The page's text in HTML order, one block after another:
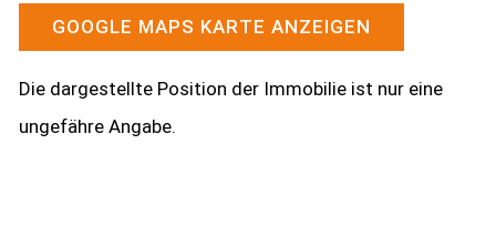
GOOGLE MAPS KARTE ANZEIGEN
Die dargestellte Position der Immobilie ist nur eine
ungefähre Angabe.